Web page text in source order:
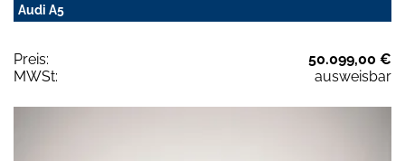
Audi A5
Preis:
50.099,00 €
MWSt:
ausweisbar